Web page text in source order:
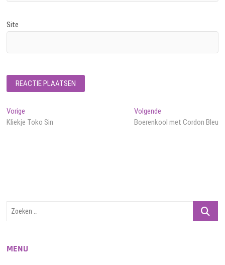
Site
Bericht
navigatie
Vorige
bericht:
Kliekje Toko Sin
VolgendeVolgend
bericht:
Boerenkool met Cordon Bleu
Zoeken
MENU